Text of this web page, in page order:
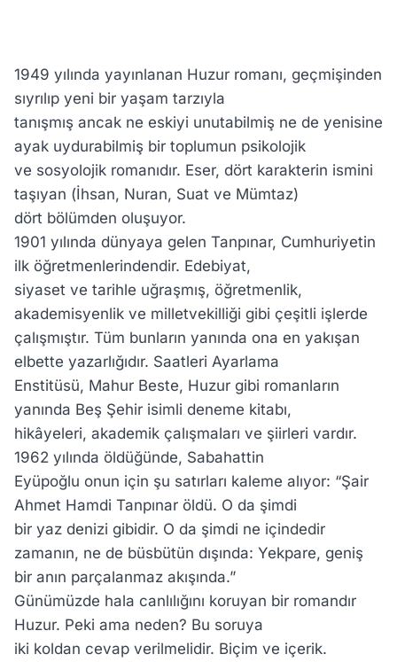
1949 yılında yayınlanan Huzur romanı, geçmişinden
sıyrılıp yeni bir yaşam tarzıyla
tanışmış ancak ne eskiyi unutabilmiş ne de yenisine
ayak uydurabilmiş bir toplumun psikolojik
ve sosyolojik romanıdır. Eser, dört karakterin ismini
taşıyan (İhsan, Nuran, Suat ve Mümtaz)
dört bölümden oluşuyor.
1901 yılında dünyaya gelen Tanpınar, Cumhuriyetin
ilk öğretmenlerindendir. Edebiyat,
siyaset ve tarihle uğraşmış, öğretmenlik,
akademisyenlik ve milletvekilliği gibi çeşitli işlerde
çalışmıştır. Tüm bunların yanında ona en yakışan
elbette yazarlığıdır. Saatleri Ayarlama
Enstitüsü, Mahur Beste, Huzur gibi romanların
yanında Beş Şehir isimli deneme kitabı,
hikâyeleri, akademik çalışmaları ve şiirleri vardır.
1962 yılında öldüğünde, Sabahattin
Eyüpoğlu onun için şu satırları kaleme alıyor: “Şair
Ahmet Hamdi Tanpınar öldü. O da şimdi
bir yaz denizi gibidir. O da şimdi ne içindedir
zamanın, ne de büsbütün dışında: Yekpare, geniş
bir anın parçalanmaz akışında.”
Günümüzde hala canlılığını koruyan bir romandır
Huzur. Peki ama neden? Bu soruya
iki koldan cevap verilmelidir. Biçim ve içerik.